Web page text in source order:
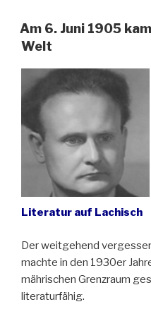
oder
Deutsche
Oberschlesien“
Am 6. Juni 1905
Welt
Literatur auf Lachisch
Der weitgehend
machte in den 1930er
mährischen Grenzraum
literaturfähig.